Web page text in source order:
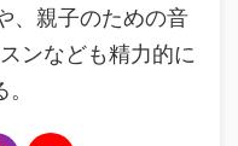
、親子のための音
ンなども精力的に